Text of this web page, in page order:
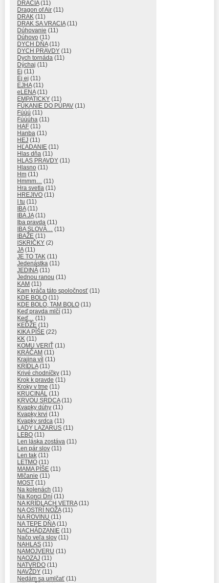
DRAČIA(11)
Dragon of Air (11)
DRAK (11)
DRAK SA VRACIA(11)
Dúhovanie (11)
Dúhovo (11)
DYCH DŇA(11)
DYCH PRAVDY (11)
Dych tornáda (11)
Dýchaj (11)
Ej (11)
Ej ej (11)
EJHA(11)
eLENA(11)
EMPATICKY (11)
FÚKANIE DO PÚPAV (11)
Fúúú (11)
Fúúúha (11)
HAF (11)
Hanba (11)
HEJ (11)
HĽADANIE (11)
Hlas dňa (11)
HLAS PRAVDY (11)
Hlasno (11)
Hm (11)
Hmmm… (11)
Hra svetla (11)
HREJIVO (11)
I tu (11)
IBA(11)
IBA JA(11)
Iba pravda (11)
IBA SLOVÁ… (11)
IBAŽE (11)
ISKRIČKY (2)
JA(11)
JE TO TAK (11)
Jedenástka (11)
JEDINÁ (11)
Jednou ranou (11)
KAM (11)
Kam kráča táto spoločnosť (11)
KDE BOLO (11)
KDE BOLO, TAM BOLO (11)
Keď pravda mlčí (11)
Keď… (11)
KEĎŽE (11)
KIKA PÍŠE (22)
KK (11)
KOMU VERIŤ (11)
KRÁČAM (11)
Krajina víl (11)
KRÍDLA(11)
Krivé chodníčky (11)
Krok k pravde (11)
Kroky v tme (11)
KRUCINÁL (11)
KRVOU SRDCA(11)
Kvapky dúhy (11)
Kvapky krvi (11)
Kvapky srdca (11)
LADY LAZARUS (11)
LEBO (11)
Len láska zostáva (11)
Len pár slov (11)
Len tak (11)
LETMO (11)
MAMA PÍŠE (11)
Mlčanie (11)
MOST (11)
Na kolenách (11)
Na Konci Dní (11)
NA KRÍDLACH VETRA(11)
NA OSTRÍ NOŽA(11)
NA ROVINU (11)
NA TEPE DŇA(11)
NACHÁDZANIE (11)
Načo veľa slov (11)
NAHLAS (11)
NAMOJVERU (11)
NAOZAJ (11)
NATVRDO (11)
NAVŽDY (11)
Nedám sa umlčať (11)